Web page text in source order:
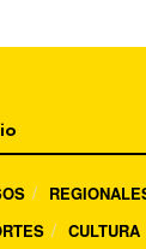
CULTURA